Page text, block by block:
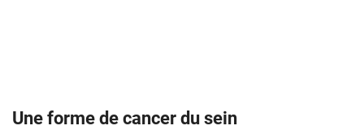
Une forme de cancer du sein